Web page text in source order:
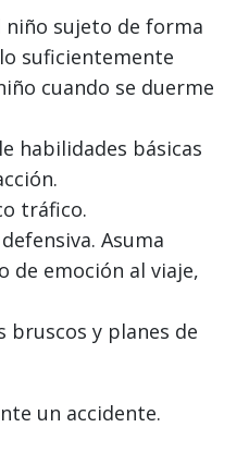
niño sujeto de forma
suficientemente
cuando se duerme
habilidades básicas
tráfico.
Asuma
de emoción al viaje,
y planes de
un accidente.